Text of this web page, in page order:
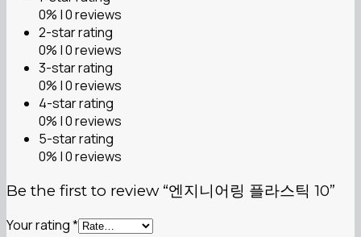
0% | 0 reviews
2-star rating
0% | 0 reviews
3-star rating
0% | 0 reviews
4-star rating
0% | 0 reviews
5-star rating
0% | 0 reviews
Be the first to review “엔지니어링 플라스틱 10”
Your rating*